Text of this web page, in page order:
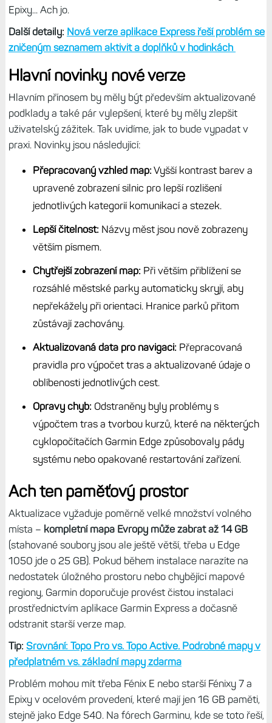
Epixy... Ach jo.
Další detaily: Nová verze aplikace Express řeší problém se
zničeným seznamem aktivit a doplňků v hodinkách
Hlavní novinky nové verze
Hlavním přínosem by měly být především aktualizované
podklady a také pár vylepšení, které by měly zlepšit
uživatelský zážitek. Tak uvidíme, jak to bude vypadat v
praxi. Novinky jsou následující:
Přepracovaný vzhled map: Vyšší kontrast barev a
upravené zobrazení silnic pro lepší rozlišení
jednotlivých kategorií komunikací a stezek.
Lepší čitelnost: Názvy měst jsou nově zobrazeny
větším písmem.
Chytřejší zobrazení map: Při větším přiblížení se
rozsáhlé městské parky automaticky skryjí, aby
nepřekážely při orientaci. Hranice parků přitom
zůstávají zachovány.
Aktualizovaná data pro navigaci: Přepracovaná
pravidla pro výpočet tras a aktualizované údaje o
oblíbenosti jednotlivých cest.
Opravy chyb: Odstraněny byly problémy s
výpočtem tras a tvorbou kurzů, které na některých
cyklopočítačích Garmin Edge způsobovaly pády
systému nebo opakované restartování zařízení.
Ach ten paměťový prostor
Aktualizace vyžaduje poměrně velké množství volného
místa – kompletní mapa Evropy může zabrat až 14 GB
(stahované soubory jsou ale ještě větší, třeba u Edge
1050 jde o 25 GB). Pokud během instalace narazíte na
nedostatek úložného prostoru nebo chybějící mapové
regiony, Garmin doporučuje provést čistou instalaci
prostřednictvím aplikace Garmin Express a dočasně
odstranit starší verze map.
Tip: Srovnání: Topo Pro vs. Topo Active. Podrobné mapy v
předplatném vs. základní mapy zdarma
Problém mohou mít třeba Fénix E nebo starší Fénixy 7 a
Epixy v ocelovém provedení, které mají jen 16 GB paměti,
stejně jako Edge 540. Na fórech Garminu, kde se toto řeší,